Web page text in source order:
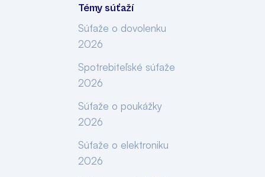
Témy súťaží
Súťaže o dovolenku
2026
Spotrebiteľské súťaže
2026
Súťaže o poukážky
2026
Súťaže o elektroniku
2026